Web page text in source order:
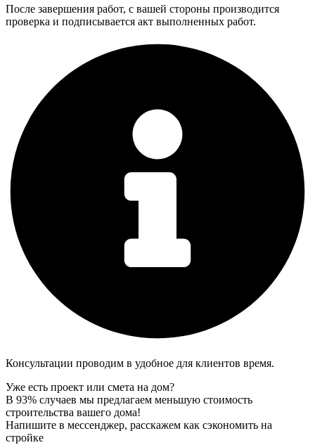
После завершения работ, с вашей стороны производится
проверка и подписывается акт выполненных работ.
Консультации проводим в удобное для клиентов время.
Уже есть проект или смета на дом?
В 93% случаев мы предлагаем меньшую стоимость
строительства вашего дома!
Напишите в мессенджер, расскажем как сэкономить на
стройке